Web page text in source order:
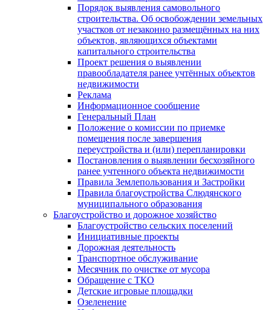
Порядок выявления самовольного
строительства. Об освобождении земельных
участков от незаконно размещённых на них
объектов, являющихся объектами
капитального строительства
Проект решения о выявлении
правообладателя ранее учтённых объектов
недвижимости
Реклама
Информационное сообщение
Генеральный План
Положение о комиссии по приемке
помещения после завершения
переустройства и (или) перепланировки
Постановления о выявлении бесхозяйного
ранее учтенного объекта недвижимости
Правила Землепользования и Застройки
Правила благоустройства Слюдянского
муниципального образования
Благоустройство и дорожное хозяйство
Благоустройство сельских поселений
Инициативные проекты
Дорожная деятельность
Транспортное обслуживание
Месячник по очистке от мусора
Обращение с ТКО
Детские игровые площадки
Озеленение